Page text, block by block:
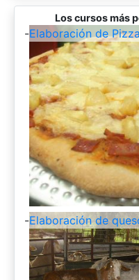
Los cursos más
-Elaboración de
-Elaboración de